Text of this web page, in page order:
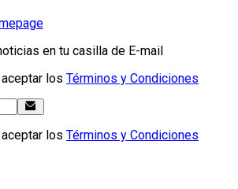
en tu casilla de E-mail
los Términos y Condiciones
los Términos y Condiciones